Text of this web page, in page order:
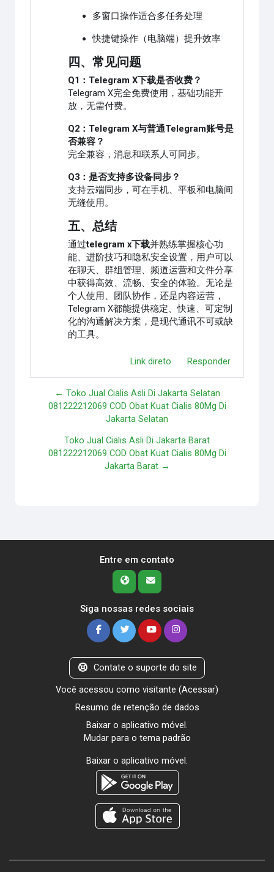
多窗口操作适合多任务处理
快捷键操作（电脑端）提升效率
四、常见问题
Q1：Telegram X下载是否收费？
Telegram X完全免费使用，基础功能开
放，无需付费。
Q2：Telegram X与普通Telegram账号是
否兼容？
完全兼容，消息和联系人可同步。
Q3：是否支持多设备同步？
支持云端同步，可在手机、平板和电脑间
无缝使用。
五、总结
通过telegram x下载并熟练掌握核心功
能、进阶技巧和隐私安全设置，用户可以
在聊天、群组管理、频道运营和文件分享
中获得高效、流畅、安全的体验。无论是
个人使用、团队协作，还是内容运营，
Telegram X都能提供稳定、快速、可定制
化的沟通解决方案，是现代通讯不可或缺
的工具。
Link direto Responder
← Toko Jual Cialis Asli Di Jakarta Selatan
081222212069 COD Obat Kuat Cialis 80Mg Di
Jakarta Selatan
Toko Jual Cialis Asli Di Jakarta Barat
081222212069 COD Obat Kuat Cialis 80Mg Di
Jakarta Barat →
Entre em contato
Siga nossas redes sociais
Contate o suporte do site
Você acessou como visitante (Acessar)
Resumo de retenção de dados
Baixar o aplicativo móvel.
Mudar para o tema padrão
Baixar o aplicativo móvel.